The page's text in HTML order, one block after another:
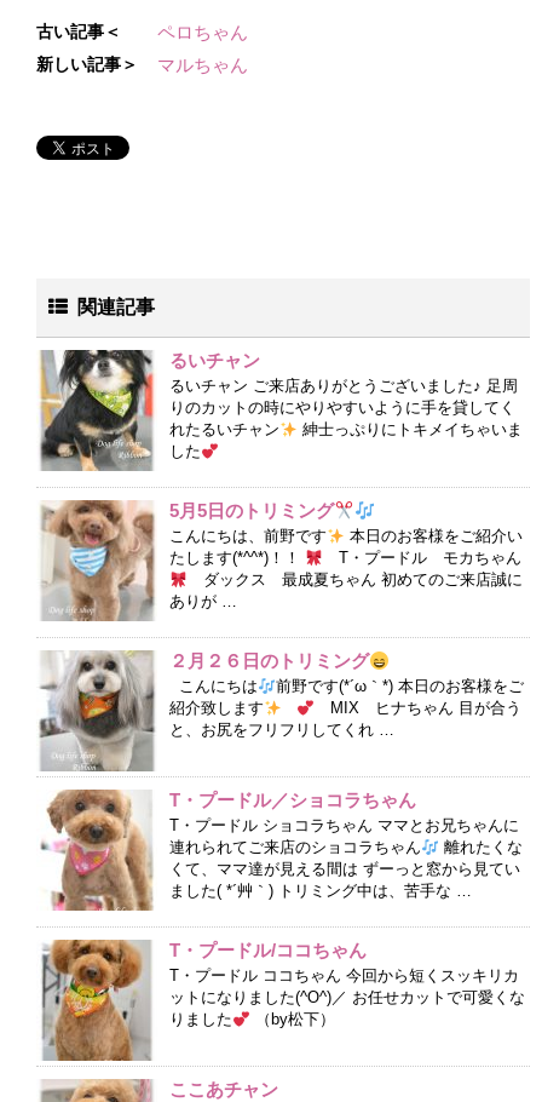
古い記事＜ ペロちゃん
新しい記事＞ マルちゃん
関連記事
るいチャン
るいチャン ご来店ありがとうございました♪ 足周
りのカットの時にやりやすいように手を貸してく
れたるいチャン
紳士っぷりにトキメイちゃいま
した
5月5日のトリミング
こんにちは、前野です
本日のお客様をご紹介い
たします(*^^*)！！
T・プードル モカちゃん
ダックス 最成夏ちゃん 初めてのご来店誠に
ありが …
２月２６日のトリミング
こんにちは
前野です(*´ω｀*) 本日のお客様をご
紹介致します
MIX ヒナちゃん 目が合う
と、お尻をフリフリしてくれ …
T・プードル／ショコラちゃん
T・プードル ショコラちゃん ママとお兄ちゃんに
連れられてご来店のショコラちゃん
離れたくな
くて、ママ達が見える間は ずーっと窓から見てい
ました( *´艸｀) トリミング中は、苦手な …
T・プードル/ココちゃん
T・プードル ココちゃん 今回から短くスッキリカ
ットになりました(^O^)／ お任せカットで可愛くな
りました
（by松下）
ここあチャン